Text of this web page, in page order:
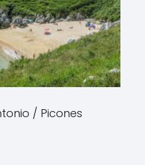
/ Picones